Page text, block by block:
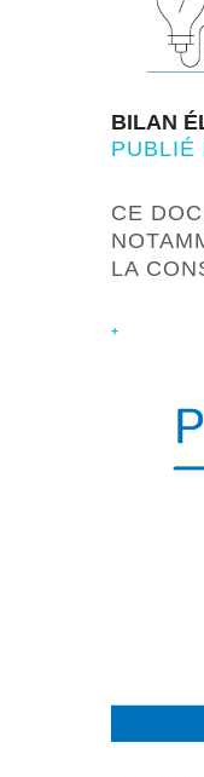
BILAN
PUBLIÉ
CE
LA
+